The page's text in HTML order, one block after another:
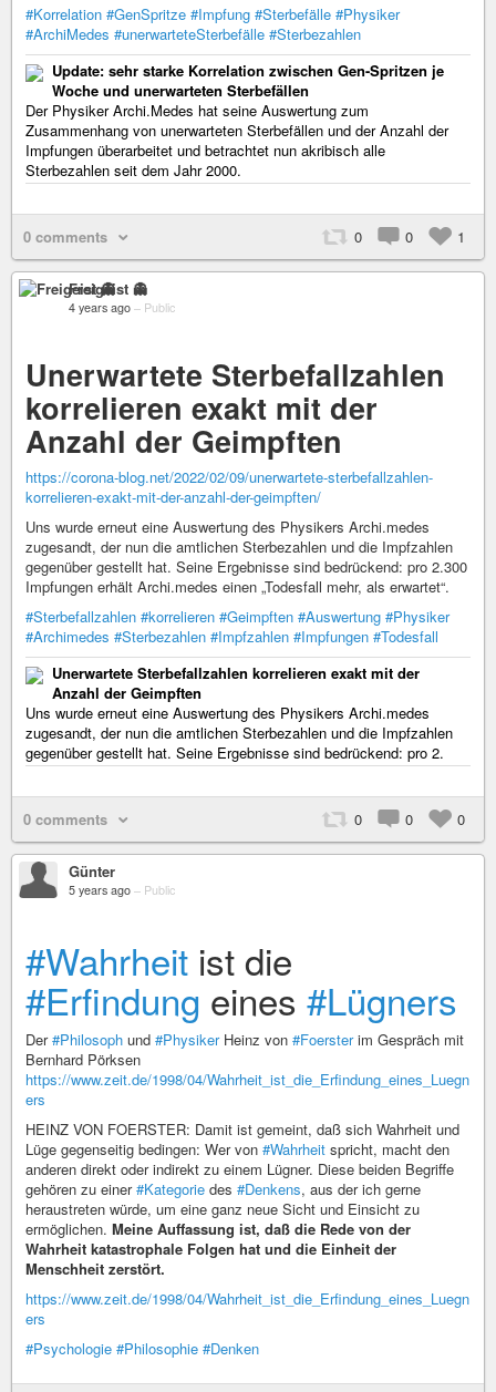
#Korrelation #GenSpritze #Impfung #Sterbefälle #Physiker
#ArchiMedes #unerwarteteSterbefälle #Sterbezahlen
Update: sehr starke Korrelation zwischen Gen-Spritzen je
Woche und unerwarteten Sterbefällen
Der Physiker Archi.Medes hat seine Auswertung zum
Zusammenhang von unerwarteten Sterbefällen und der Anzahl der
Impfungen überarbeitet und betrachtet nun akribisch alle
Sterbezahlen seit dem Jahr 2000.
0 comments 0 0 1
Freigeist 👻
4 years ago – Public
Unerwartete Sterbefallzahlen
korrelieren exakt mit der
Anzahl der Geimpften
https://corona-blog.net/2022/02/09/unerwartete-sterbefallzahlen-
korrelieren-exakt-mit-der-anzahl-der-geimpften/
Uns wurde erneut eine Auswertung des Physikers Archi.medes
zugesandt, der nun die amtlichen Sterbezahlen und die Impfzahlen
gegenüber gestellt hat. Seine Ergebnisse sind bedrückend: pro 2.300
Impfungen erhält Archi.medes einen „Todesfall mehr, als erwartet“.
#Sterbefallzahlen #korrelieren #Geimpften #Auswertung #Physiker
#Archimedes #Sterbezahlen #Impfzahlen #Impfungen #Todesfall
Unerwartete Sterbefallzahlen korrelieren exakt mit der
Anzahl der Geimpften
Uns wurde erneut eine Auswertung des Physikers Archi.medes
zugesandt, der nun die amtlichen Sterbezahlen und die Impfzahlen
gegenüber gestellt hat. Seine Ergebnisse sind bedrückend: pro 2.
0 comments 0 0 0
Günter
5 years ago – Public
#Wahrheit ist die
#Erfindung eines #Lügners
Der#Philosoph und #PhysikerHeinz von #Foersterim Gespräch mit
Bernhard Pörksen
https://www.zeit.de/1998/04/Wahrheit_ist_die_Erfindung_eines_Luegn
ers
HEINZ VON FOERSTER: Damit ist gemeint, daß sich Wahrheit und
Lüge gegenseitig bedingen: Wer von #Wahrheit spricht, macht den
anderen direkt oder indirekt zu einem Lügner. Diese beiden Begriffe
gehören zu einer#Kategorie des #Denkens, aus der ich gerne
heraustreten würde, um eine ganz neue Sicht und Einsicht zu
ermöglichen. Meine Auffassung ist, daß die Rede von der
Wahrheit katastrophale Folgen hat und die Einheit der
Menschheit zerstört.
https://www.zeit.de/1998/04/Wahrheit_ist_die_Erfindung_eines_Luegn
ers
#Psychologie #Philosophie #Denken